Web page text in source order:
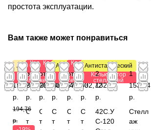
простота эксплуатации.
Вам также может понравиться
Акция
Калькулятор
стеллажей
от
157,80
р.
194,76
р.
Калькулятор
стеллажей
от
293,28
р.
С
т
Калькулятор
стеллажей
от
607,38
р.
С
т
Антистатический
Калькулятор
стеллажей
от 2
003,64
р.
С
т
Калькулятор
стеллажей
от
573,60
р.
С
т
Антистатический
Калькулятор
стеллажей
от 1
032,72
р.
С
т
2
132,88
р.
42С.У
С-120
1
153,44
р.
Стелл
аж